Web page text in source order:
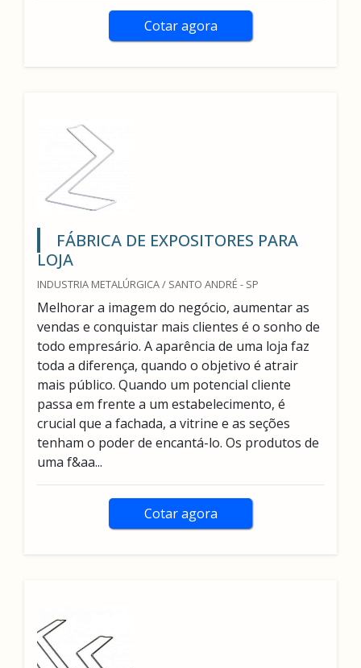
Cotar agora
FÁBRICA DE EXPOSITORES PARA
LOJA
INDUSTRIA METALÚRGICA / SANTO ANDRÉ - SP
Melhorar a imagem do negócio, aumentar as
vendas e conquistar mais clientes é o sonho de
todo empresário. A aparência de uma loja faz
toda a diferença, quando o objetivo é atrair
mais público. Quando um potencial cliente
passa em frente a um estabelecimento, é
crucial que a fachada, a vitrine e as seções
tenham o poder de encantá-lo. Os produtos de
uma f&aa...
Cotar agora